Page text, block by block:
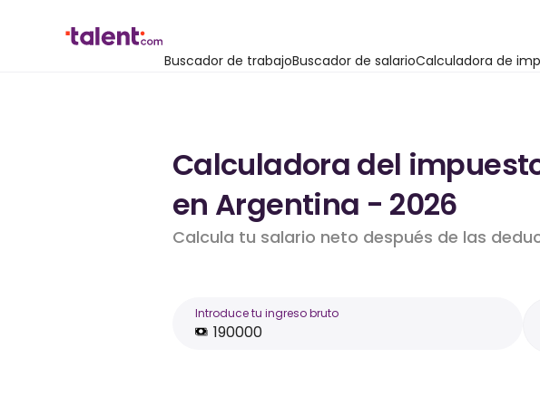
Buscador de trabajoBuscador de salarioCalculadora de
Calculadora del
en Argentina - 2026
Calcula tu salario neto después de las
Introduce tu ingreso bruto